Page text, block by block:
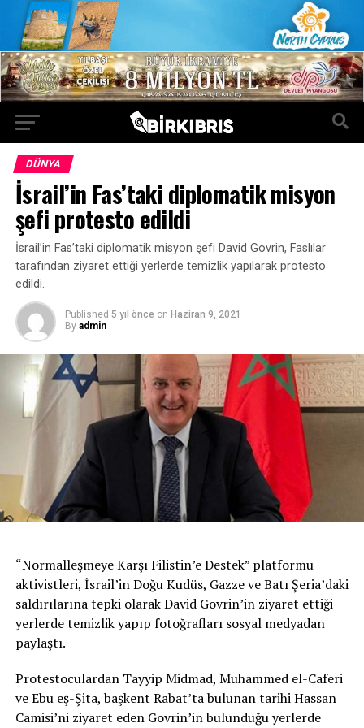
DÜNYA
İsrail’in Fas’taki diplomatik misyon
şefi protesto edildi
İsrail’in Fas’taki diplomatik misyon şefi David Govrin, Faslılar
tarafından ziyaret ettiği yerlerde temizlik yapılarak protesto
edildi.
Published 5 yıl önce on Haziran 9, 2021
By admin
“Normalleşmeye Karşı Filistin’e Destek” platformu
aktivistleri, İsrail’in Doğu Kudüs, Gazze ve Batı Şeria’daki
saldırılarına tepki olarak David Govrin’in ziyaret ettiği
yerlerde temizlik yapıp fotoğrafları sosyal medyadan
paylaştı.
Protestoculardan Tayyip Midmad, Muhammed el-Caferi
ve Ebu eş-Şita, başkent Rabat’ta bulunan tarihi Hassan
Camisi’ni ziyaret eden Govrin’in bulunduğu yerlerde